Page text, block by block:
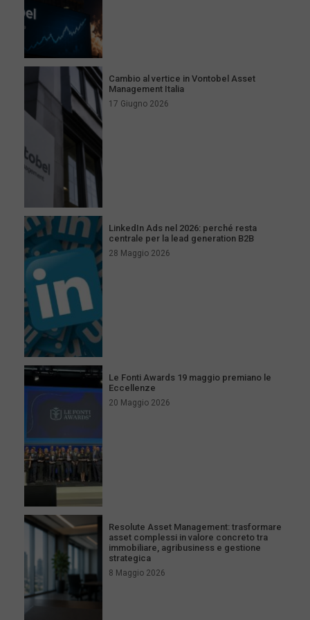
Cambio al vertice in Vontobel Asset
Management Italia
17 Giugno 2026
LinkedIn Ads nel 2026: perché resta
centrale per la lead generation B2B
28 Maggio 2026
Le Fonti Awards 19 maggio premiano le
Eccellenze
20 Maggio 2026
Resolute Asset Management: trasformare
asset complessi in valore concreto tra
immobiliare, agribusiness e gestione
strategica
8 Maggio 2026